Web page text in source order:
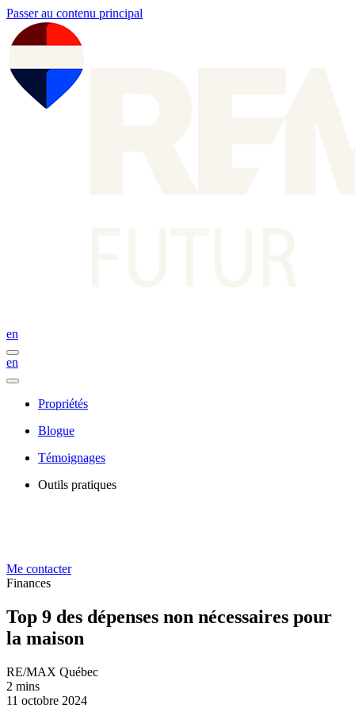
Passer au contenu principal
en
en
Propriétés
Blogue
Témoignages
Outils pratiques
Me contacter
Finances
Top 9 des dépenses non nécessaires pour
la maison
RE/MAX Québec
2 mins
11 octobre 2024